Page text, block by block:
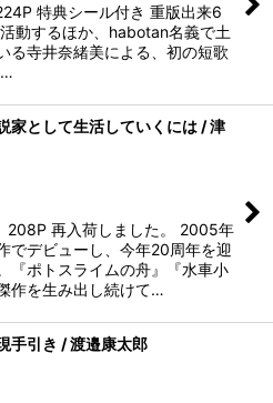
特典シール付き 重版出来6
動するほか、habotan名義で土
る寺井奈緒美による、初の短歌
…
家として生活していくには / 津
再入荷しました。 2005年
でデビューし、今年20周年を迎
『ポトスライムの舟』『水車小
作を生み出し続けて…
手引き / 渡邉康太郎